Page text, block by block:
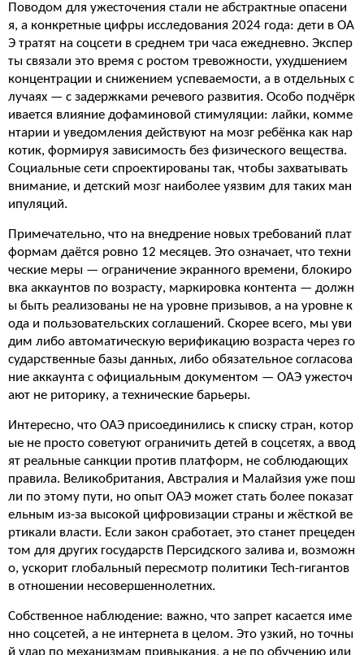
Поводом для ужесточения стали не абстрактные опасени
я, а конкретные цифры исследования 2024 года: дети в ОА
Э тратят на соцсети в среднем три часа ежедневно. Экспер
ты связали это время с ростом тревожности, ухудшением
концентрации и снижением успеваемости, а в отдельных с
лучаях — с задержками речевого развития. Особо подчёрк
ивается влияние дофаминовой стимуляции: лайки, комме
нтарии и уведомления действуют на мозг ребёнка как нар
котик, формируя зависимость без физического вещества.
Социальные сети спроектированы так, чтобы захватывать
внимание, и детский мозг наиболее уязвим для таких ман
ипуляций.
Примечательно, что на внедрение новых требований плат
формам даётся ровно 12 месяцев. Это означает, что техни
ческие меры — ограничение экранного времени, блокиро
вка аккаунтов по возрасту, маркировка контента — должн
ы быть реализованы не на уровне призывов, а на уровне к
ода и пользовательских соглашений. Скорее всего, мы уви
дим либо автоматическую верификацию возраста через го
сударственные базы данных, либо обязательное согласова
ние аккаунта с официальным документом — ОАЭ ужесточ
ают не риторику, а технические барьеры.
Интересно, что ОАЭ присоединились к списку стран, котор
ые не просто советуют ограничить детей в соцсетях, а ввод
ят реальные санкции против платформ, не соблюдающих
правила. Великобритания, Австралия и Малайзия уже пош
ли по этому пути, но опыт ОАЭ может стать более показат
ельным из-за высокой цифровизации страны и жёсткой ве
ртикали власти. Если закон сработает, это станет прецеден
том для других государств Персидского залива и, возможн
о, ускорит глобальный пересмотр политики Tech-гигантов
в отношении несовершеннолетних.
Собственное наблюдение: важно, что запрет касается име
нно соцсетей, а не интернета в целом. Это узкий, но точны
й удар по механизмам привыкания, а не по обучению или